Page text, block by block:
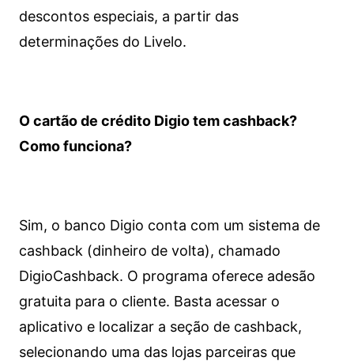
descontos especiais, a partir das
determinações do Livelo.
O cartão de crédito Digio tem cashback?
Como funciona?
Sim, o banco Digio conta com um sistema de
cashback (dinheiro de volta), chamado
DigioCashback. O programa oferece adesão
gratuita para o cliente. Basta acessar o
aplicativo e localizar a seção de cashback,
selecionando uma das lojas parceiras que